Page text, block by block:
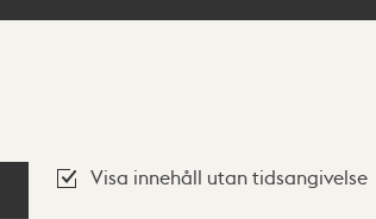
Visa innehåll utan tidsangivelse